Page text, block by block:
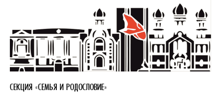
СЕКЦИЯ «СЕМЬЯ И РОДОСЛОВИЕ»